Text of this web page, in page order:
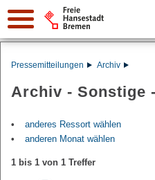
Suche:
Pressemitteilungen Archiv
Archiv - Sonstige
anderes Ressort wählen
anderen Monat wählen
1 bis 1 von 1 Treffer